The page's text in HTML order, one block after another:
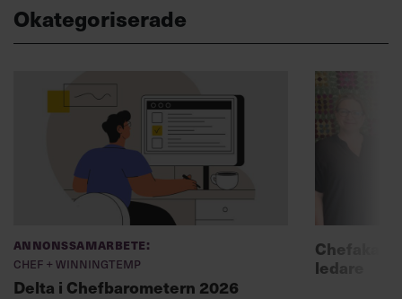
Okategoriserade
Annonssamarbete:
Chef + Winningtemp
Delta i Chefbarometern 2026
ledare